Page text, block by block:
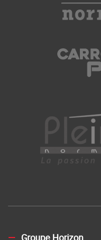
Groupe Horizon